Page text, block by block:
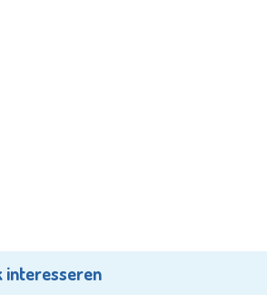
interesseren